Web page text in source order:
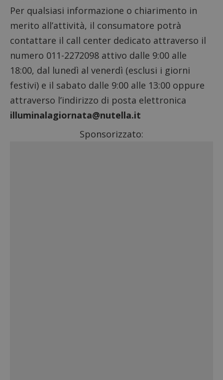
Per qualsiasi informazione o chiarimento in
merito all’attività, il consumatore potrà
contattare il call center dedicato attraverso il
numero 011-2272098 attivo dalle 9:00 alle
18:00, dal lunedì al venerdì (esclusi i giorni
festivi) e il sabato dalle 9:00 alle 13:00 oppure
attraverso l’indirizzo di posta elettronica
illuminalagiornata@nutella.it
Sponsorizzato: